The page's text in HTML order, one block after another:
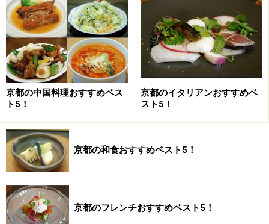
京都の中国料理おすすめベス
ト5！
京都のイタリアンおすすめベ
スト5！
京都の和食おすすめベスト5！
京都のフレンチおすすめベスト5！